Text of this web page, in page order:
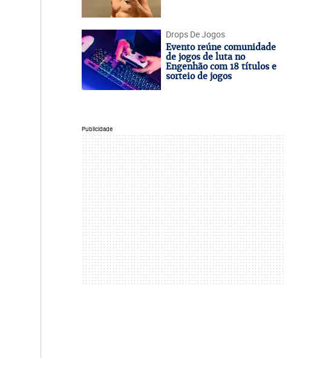
Drops De Jogos
Evento reúne comunidade
de jogos de luta no
Engenhão com 18 títulos e
sorteio de jogos
Publicidade